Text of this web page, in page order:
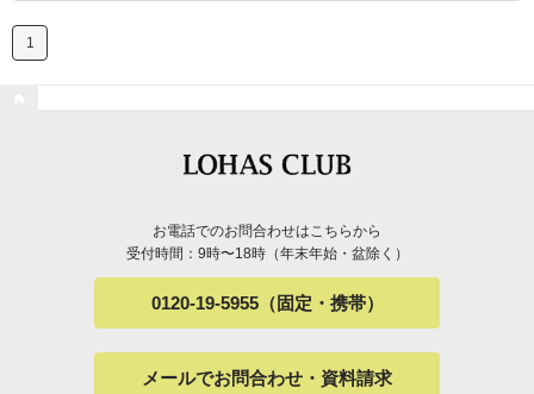
1
お電話でのお問合わせはこちらから
受付時間：9時〜18時（年末年始・盆除く）
0120-19-5955（固定・携帯）
メールでお問合わせ・資料請求